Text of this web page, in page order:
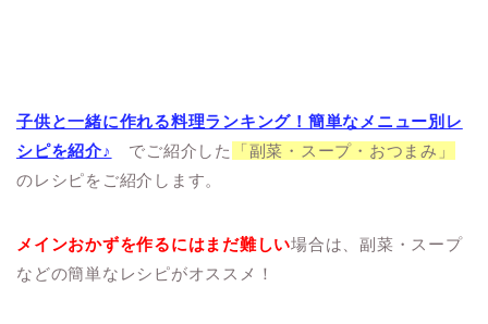
子供と一緒に作れる料理ランキング！簡単なメニュー別レ
シピを紹介♪
でご紹介した
「副菜・スープ・おつまみ」
のレシピをご紹介します。
メインおかずを作るにはまだ難しい場合は、副菜・スープ
などの簡単なレシピがオススメ！